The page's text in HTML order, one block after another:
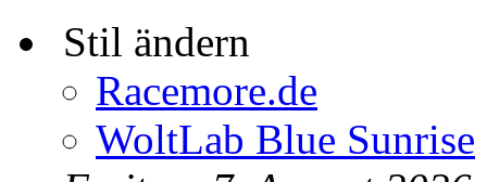
Stil ändern
Racemore.de
WoltLab Blue Sunrise